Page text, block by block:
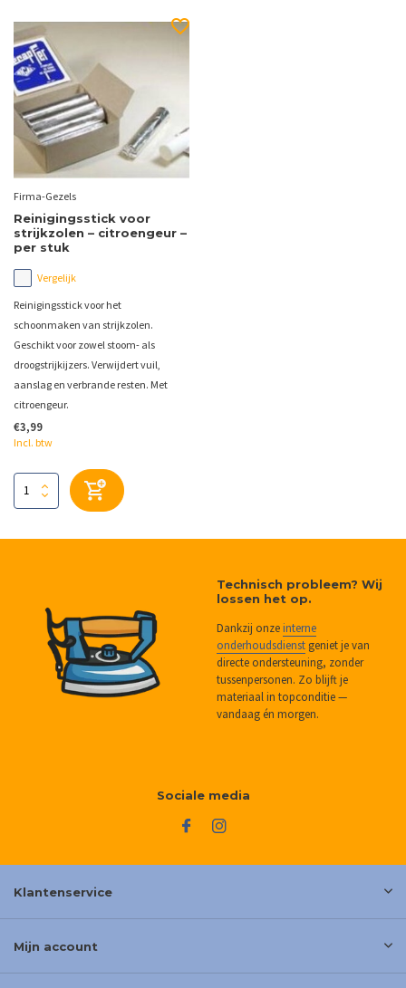
Firma-Gezels
Reinigingsstick voor
strijkzolen – citroengeur –
per stuk
Vergelijk
Reinigingsstick voor het
schoonmaken van strijkzolen.
Geschikt voor zowel stoom- als
droogstrijkijzers. Verwijdert vuil,
aanslag en verbrande resten. Met
citroengeur.
€3,99
Incl. btw
Technisch probleem? Wij
lossen het op.
Dankzij onzeinterne
onderhoudsdienst geniet je van
directe ondersteuning, zonder
tussenpersonen. Zo blijft je
materiaal in topconditie —
vandaag én morgen.
Sociale media
Klantenservice
Mijn account